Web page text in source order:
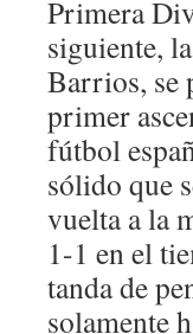
Primera
siguiente,
Barrios, se
primer
fútbol
sólido que
vuelta a la
1-1 en el
tanda de
solamente